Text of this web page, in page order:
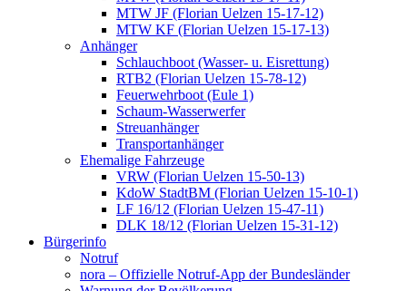
MTW JF (Florian Uelzen 15-17-12)
MTW KF (Florian Uelzen 15-17-13)
Anhänger
Schlauchboot (Wasser- u. Eisrettung)
RTB2 (Florian Uelzen 15-78-12)
Feuerwehrboot (Eule 1)
Schaum-Wasserwerfer
Streuanhänger
Transportanhänger
Ehemalige Fahrzeuge
VRW (Florian Uelzen 15-50-13)
KdoW StadtBM (Florian Uelzen 15-10-1)
LF 16/12 (Florian Uelzen 15-47-11)
DLK 18/12 (Florian Uelzen 15-31-12)
Bürgerinfo
Notruf
nora – Offizielle Notruf-App der Bundesländer